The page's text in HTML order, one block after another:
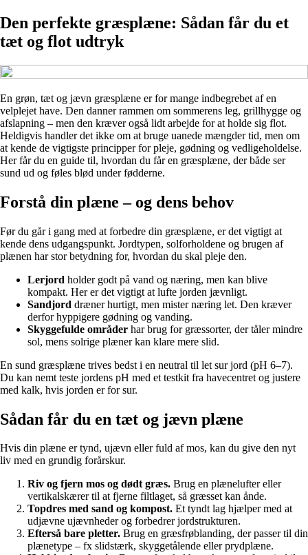
Den perfekte græsplæne: Sådan får du et
tæt og flot udtryk
En grøn, tæt og jævn græsplæne er for mange indbegrebet af en
velplejet have. Den danner rammen om sommerens leg, grillhygge og
afslapning – men den kræver også lidt arbejde for at holde sig flot.
Heldigvis handler det ikke om at bruge uanede mængder tid, men om
at kende de vigtigste principper for pleje, gødning og vedligeholdelse.
Her får du en guide til, hvordan du får en græsplæne, der både ser
sund ud og føles blød under fødderne.
Forstå din plæne – og dens behov
Før du går i gang med at forbedre din græsplæne, er det vigtigt at
kende dens udgangspunkt. Jordtypen, solforholdene og brugen af
plænen har stor betydning for, hvordan du skal pleje den.
Lerjord holder godt på vand og næring, men kan blive
kompakt. Her er det vigtigt at lufte jorden jævnligt.
Sandjord dræner hurtigt, men mister næring let. Den kræver
derfor hyppigere gødning og vanding.
Skyggefulde områder har brug for græssorter, der tåler mindre
sol, mens solrige plæner kan klare mere slid.
En sund græsplæne trives bedst i en neutral til let sur jord (pH 6–7).
Du kan nemt teste jordens pH med et testkit fra havecentret og justere
med kalk, hvis jorden er for sur.
Sådan får du en tæt og jævn plæne
Hvis din plæne er tynd, ujævn eller fuld af mos, kan du give den nyt
liv med en grundig forårskur.
Riv og fjern mos og dødt græs. Brug en plænelufter eller
vertikalskærer til at fjerne filtlaget, så græsset kan ånde.
Topdres med sand og kompost. Et tyndt lag hjælper med at
udjævne ujævnheder og forbedrer jordstrukturen.
Efterså bare pletter. Brug en græsfrøblanding, der passer til din
plænetype – fx slidstærk, skyggetålende eller prydplæne.